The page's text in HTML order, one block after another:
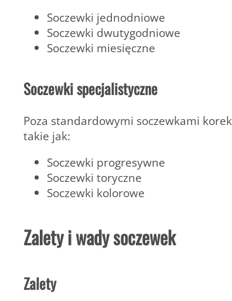
Soczewki jednodniowe
Soczewki dwutygodniowe
Soczewki miesięczne
Soczewki specjalistyczne
Poza standardowymi soczewkami
takie jak:
Soczewki progresywne
Soczewki toryczne
Soczewki kolorowe
Zalety i wady soczewek
Zalety